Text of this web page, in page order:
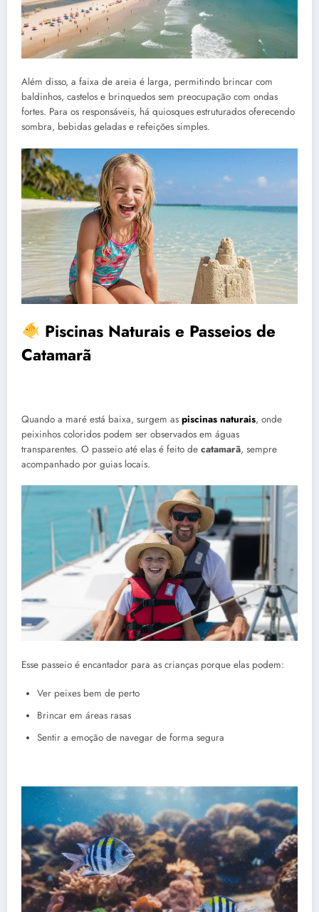
Além disso, a faixa de areia é larga, permitindo brincar com
baldinhos, castelos e brinquedos sem preocupação com ondas
fortes. Para os responsáveis, há quiosques estruturados oferecendo
sombra, bebidas geladas e refeições simples.
Piscinas Naturais e Passeios de
Catamarã
Quando a maré está baixa, surgem as piscinas naturais, onde
peixinhos coloridos podem ser observados em águas
transparentes. O passeio até elas é feito de catamarã, sempre
acompanhado por guias locais.
Esse passeio é encantador para as crianças porque elas podem:
Ver peixes bem de perto
Brincar em áreas rasas
Sentir a emoção de navegar de forma segura